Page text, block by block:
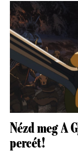
Nézd meg A
percét!